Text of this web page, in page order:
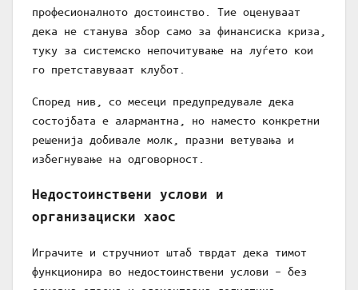
професионалното достоинство. Тие оценуваат
дека не станува збор само за финансиска криза,
туку за системско непочитување на луѓето кои
го претставуваат клубот.
Според нив, со месеци предупредувале дека
состојбата е алармантна, но наместо конкретни
решенија добивале молк, празни ветувања и
избегнување на одговорност.
Недостоинствени услови и
организациски хаос
Играчите и стручниот штаб тврдат дека тимот
функционира во недостоинствени услови – без